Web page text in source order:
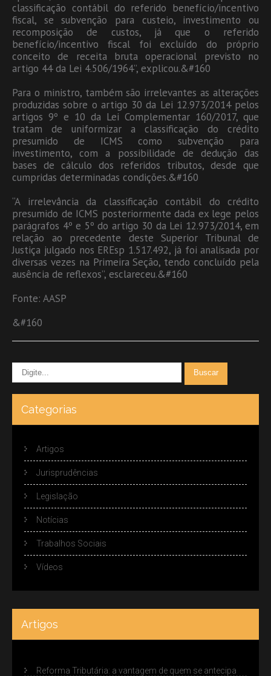
classificação contábil do referido benefício/incentivo
fiscal, se subvenção para custeio, investimento ou
recomposição de custos, já que o referido
benefício/incentivo fiscal foi excluído do próprio
conceito de receita bruta operacional previsto no
artigo 44 da Lei 4.506/1964”, explicou.&#160
Para o ministro, também são irrelevantes as alterações
produzidas sobre o artigo 30 da Lei 12.973/2014 pelos
artigos 9º e 10 da Lei Complementar 160/2017, que
tratam de uniformizar a classificação do crédito
presumido de ICMS como subvenção para
investimento, com a possibilidade de dedução das
bases de cálculo dos referidos tributos, desde que
cumpridas determinadas condições.&#160
“A irrelevância da classificação contábil do crédito
presumido de ICMS posteriormente dada ex lege pelos
parágrafos 4º e 5º do artigo 30 da Lei 12.973/2014, em
relação ao precedente deste Superior Tribunal de
Justiça julgado nos EREsp 1.517.492, já foi analisada por
diversas vezes na Primeira Seção, tendo concluído pela
ausência de reflexos”, esclareceu.&#160
Fonte: AASP
&#160
Categorias
Artigos
Jurisprudências
Legislação
Notícias
Trabalhos Sociais
Vídeos
Artigos
Reforma Tributária: a vantagem de quem se antecipa